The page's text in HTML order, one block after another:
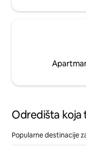
Odredišta koja
Popularne destinacije